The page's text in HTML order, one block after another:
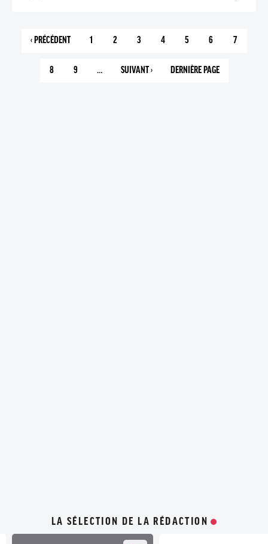
PAGE
‹ PRÉCÉDENT PAGE
1 PAGE
2
PAGE
3 PAGE
4 PAGE
5 PAGE
6 PAGE
7
PAGE
8 PAGE
9 …
PAGE
SUIVANT › DERNIÈRE PAGE
142
LA SÉLECTION DE LA RÉDACTION